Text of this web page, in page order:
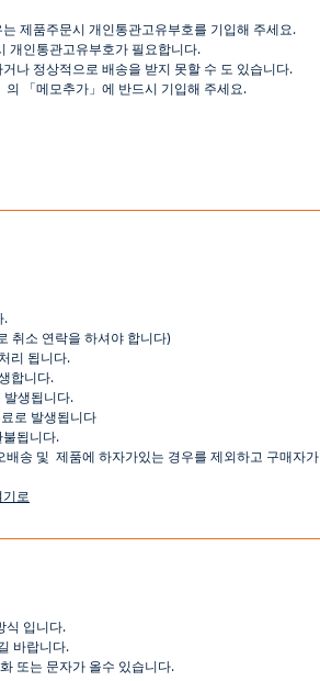
제품주문시 개인통관고유부호를 기입해 주세요.
개인통관고유부호가 필요합니다.
나 정상적으로 배송을 받지 못할 수 도 있습니다.
의 「메모추가 」 에 반드시 기입해 주세요.
.
취소 연락을 하셔야 합니다)
리 됩니다.
합니다.
발생됩니다.
로 발생됩니다
불됩니다.
배송 및 제품에 하자가있는 경우를 제외하고 구매자가
기로
식 입니다.
바랍니다.
또는 문자가 올수 있습니다.